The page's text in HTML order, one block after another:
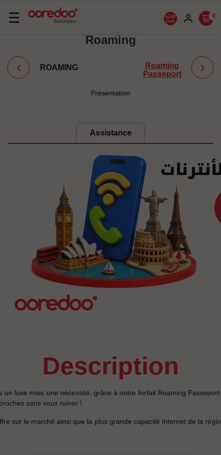
Basculer
☰ 0
Roaming
ROAMING
Roaming
Passeport
Présentation
Assistance
description
un luxe mais une nécessité, grâce à notre forfait Roaming
sans vous ruiner !
sur le marché ainsi que la plus grande capacité Internet de la